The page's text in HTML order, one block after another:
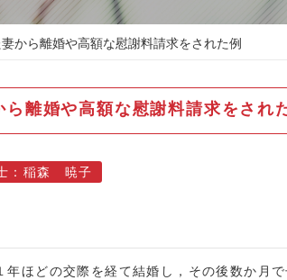
から離婚や高額な慰謝料請求をされた例
離婚や高額な慰謝料請求をされ
：稲森 暁子
ほどの交際を経て結婚し，その後数か月で